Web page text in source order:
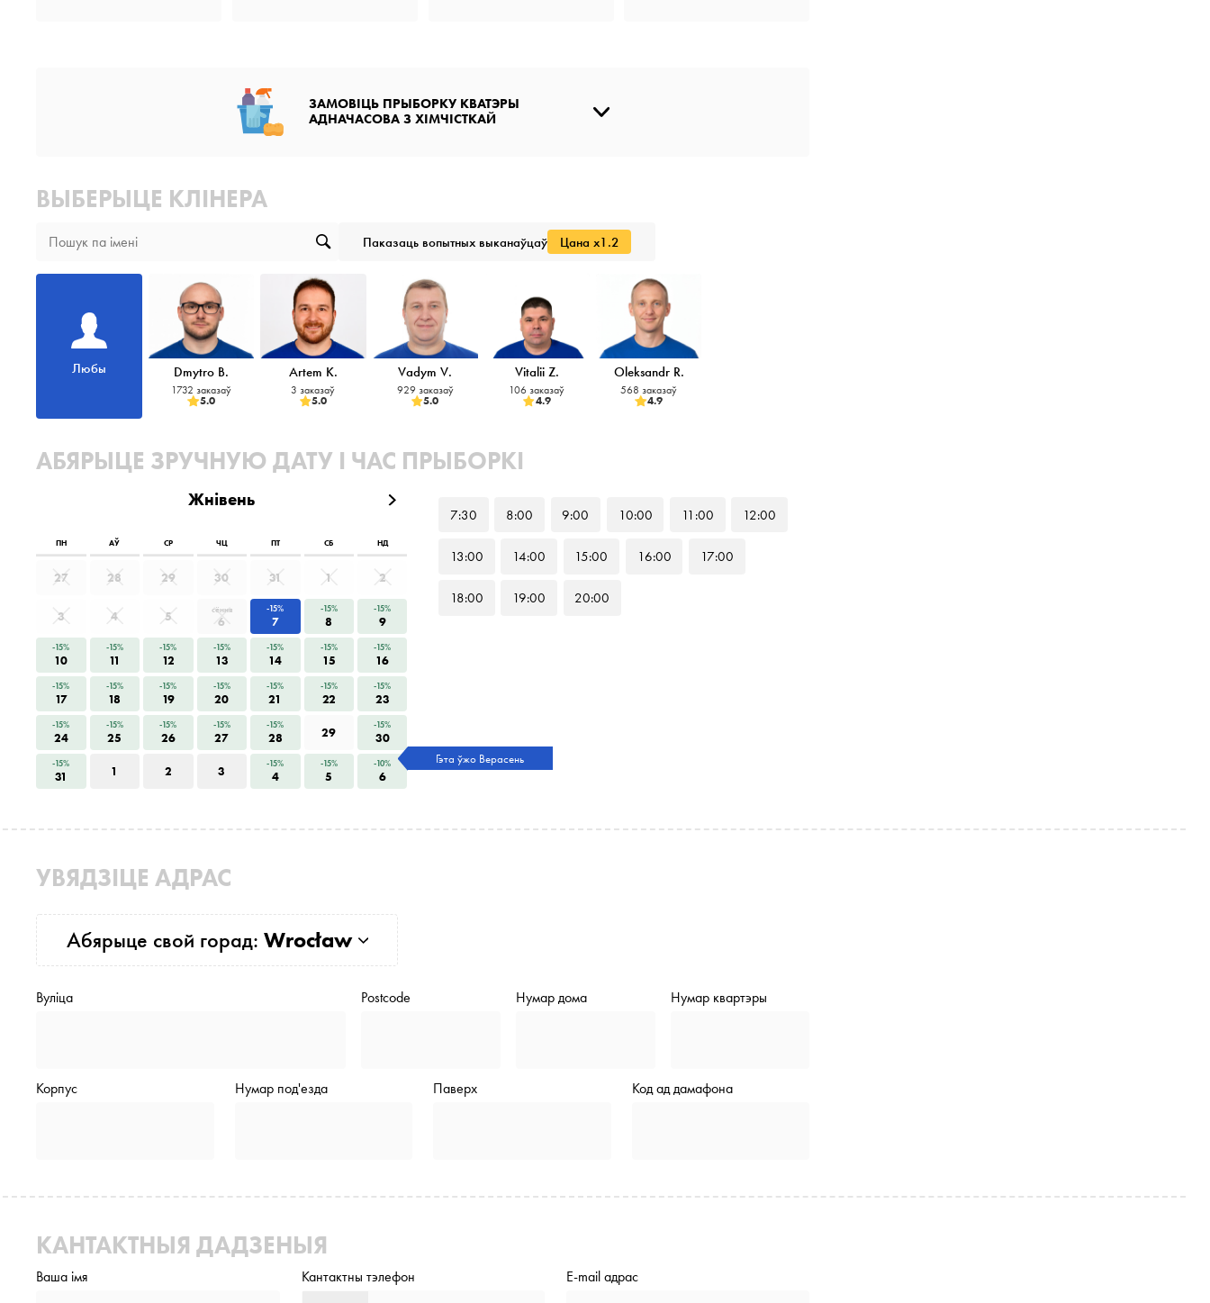
ЗАМОВІЦЬ ПРЫБОРКУ КВАТЭРЫ
АДНАЧАСОВА З ХІМЧІСТКАЙ
ВЫБЕРЫЦЕ КЛІНЕРА
Паказаць вопытных выканаўцаў Цана x1.2
Любы Dmytro B.
1732 заказаў
5.0
Artem K.
3 заказаў
5.0
Vadym V.
929 заказаў
5.0
Vitalii Z.
106 заказаў
4.9
Oleksandr R.
568 заказаў
4.9
АБЯРЫЦЕ ЗРУЧНУЮ ДАТУ І ЧАС ПРЫБОРКІ
Жнівень
ПН АЎ СР ЧЦ ПТ СБ НД
27 28 29 30 31 1 2
3 4 5 сёння
6
-15%
7
-15%
8
-15%
9
-15%
10
-15%
11
-15%
12
-15%
13
-15%
14
-15%
15
-15%
16
-15%
17
-15%
18
-15%
19
-15%
20
-15%
21
-15%
22
-15%
23
-15%
24
-15%
25
-15%
26
-15%
27
-15%
28 29 -15%
30
-15%
31 1 2 3 -15%
4
-15%
5
-10%
6
Гэта ўжо Верасень
7:30 8:00 9:00 10:00 11 :00 12:00
13:00 14:00 15:00 16:00 17:00
18:00 19:00 20:00
УВЯДЗІЦЕ АДРАС
Абярыце свой горад: Wrocław
Вуліца Postcode Нумар дома Нумар квартэры
Корпус Нумар под'езда Паверх Код ад дамафона
КАНТАКТНЫЯ ДАДЗЕНЫЯ
Ваша імя Кантактны тэлефон E-mail адрас